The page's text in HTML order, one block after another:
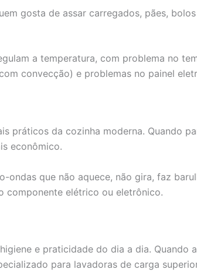
gosta de assar carregados, pães,
a temperatura, com problema no
convecção) e problemas no painel
práticos da cozinha moderna. Quando
econômico.
ondas que não aquece, não gira, faz
componente elétrico ou eletrônico.
e praticidade do dia a dia.
para lavadoras de carga